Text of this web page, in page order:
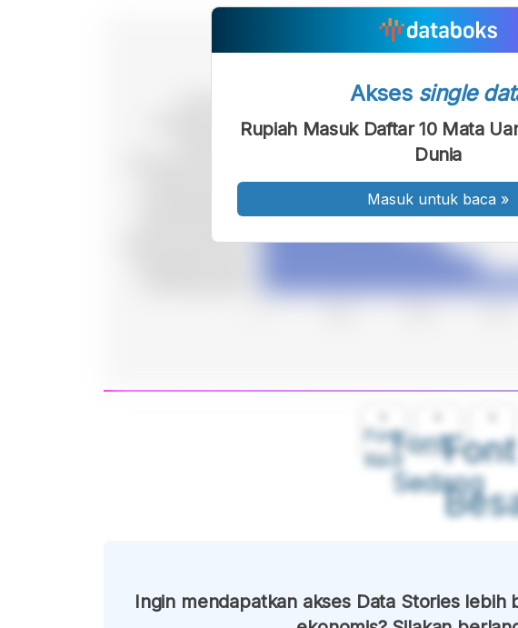
Font
Kecil
Font
Sedang
Font
Akses single
Rupiah Masuk Daftar 10 Mata
Dunia
Masuk untuk baca »
Ingin mendapatkan akses Data Stories lebih